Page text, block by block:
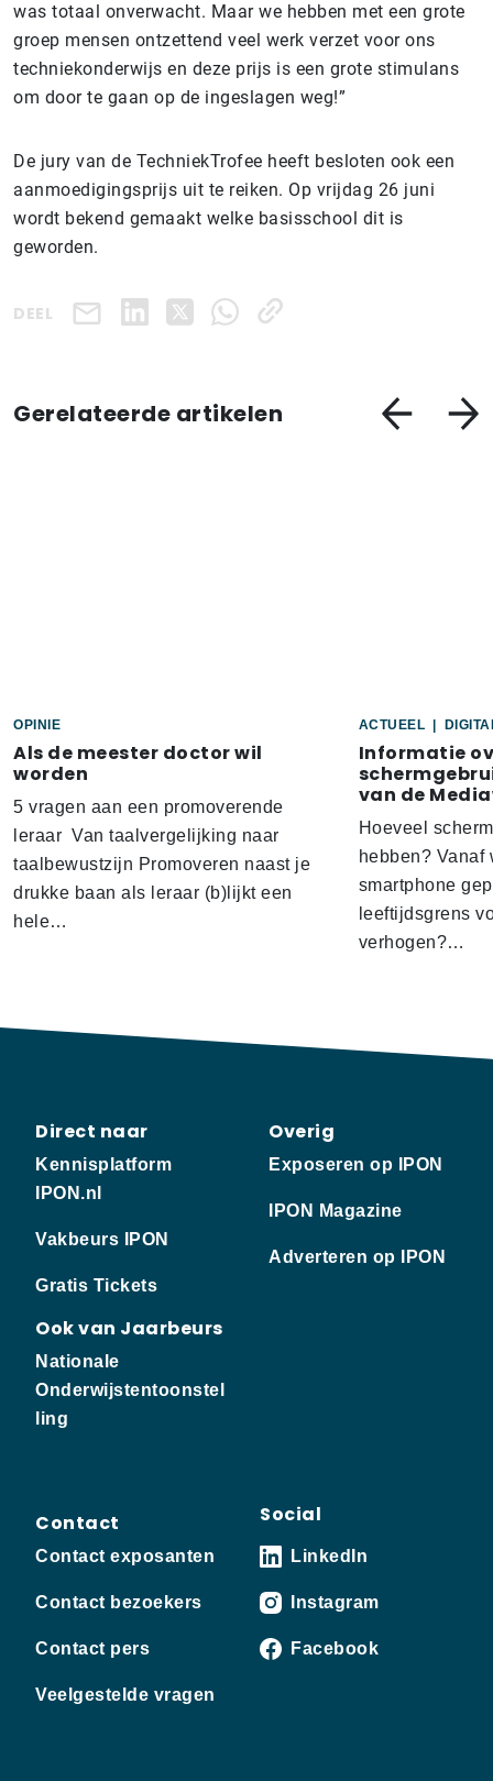
was totaal onverwacht. Maar we hebben met een grote
groep mensen ontzettend veel werk verzet voor ons
techniekonderwijs en deze prijs is een grote stimulans
om door te gaan op de ingeslagen weg!”
De jury van de TechniekTrofee heeft besloten ook een
aanmoedigingsprijs uit te reiken. Op vrijdag 26 juni
wordt bekend gemaakt welke basisschool dit is
geworden.
DEEL
Gerelateerde artikelen
OPINIE
Als de meester doctor wil
worden
5 vragen aan een promoverende
leraar Van taalvergelijking naar
taalbewustzijn Promoveren naast je
drukke baan als leraar (b)lijkt een
hele…
ACTUEEL
Informatie
van de
Hoeveel
hebben?
smartphone
leeftijdsgrens
verhogen?…
Direct naar
Kennisplatform
IPON.nl
Vakbeurs IPON
Gratis Tickets
Ook van Jaarbeurs
Nationale
Onderwijstentoonstel
ling
Overig
Exposeren op IPON
IPON Magazine
Adverteren op IPON
Contact
Contact exposanten
Contact bezoekers
Contact pers
Veelgestelde vragen
Social
LinkedIn
Instagram
Facebook